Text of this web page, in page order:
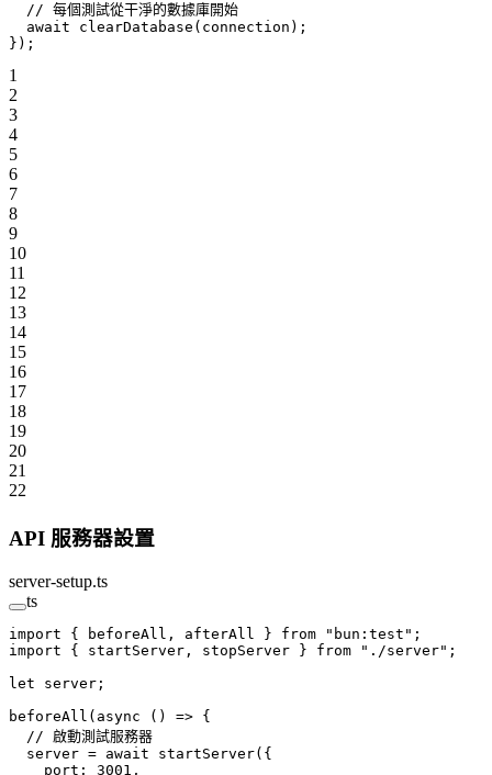
  // 每個測試從干淨的數據庫開始
  await
clearDatabase (connection);
});
1
2
3
4
5
6
7
8
9
10
11
12
13
14
15
16
17
18
19
20
21
22
API 服務器設置
server-setup.ts
ts
import { beforeAll, afterAll } from "bun:test" ;
import { startServer, stopServer } from "./server" ;
let server;
beforeAll ( async () => {
  // 啟動測試服務器
  server
= await startServer({
    port:
3001 ,